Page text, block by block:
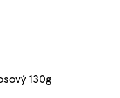
130g